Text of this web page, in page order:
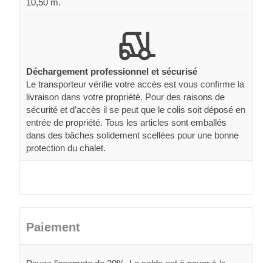
10,50 m.
Déchargement professionnel et sécurisé
Le transporteur vérifie votre accès est vous confirme la
livraison dans votre propriété. Pour des raisons de
sécurité et d’accès il se peut que le colis soit déposé en
entrée de propriété. Tous les articles sont emballés
dans des bâches solidement scellées pour une bonne
protection du chalet.
Paiement